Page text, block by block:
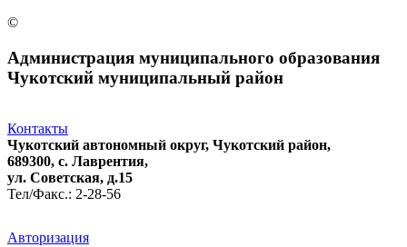
©
Администрация муниципального образования
Чукотский муниципальный район
Контакты
Чукотский автономный округ, Чукотский район,
689300, с. Лаврентия,
ул. Советская, д.15
Тел/Факс.: 2-28-56
Авторизация